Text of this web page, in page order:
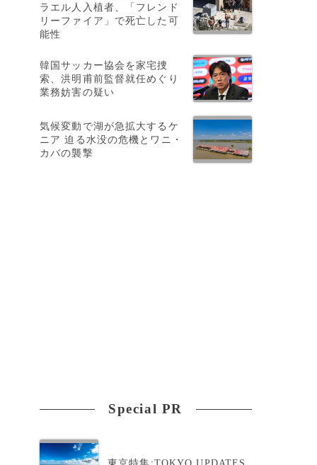
ラエル人入植者、「フレンド
リーファイア」で死亡した可
能性
韓国サッカー協会を家宅捜
索、洪明甫前監督就任めぐり
業務妨害の疑い
気候変動で湖が急拡大するケ
ニア 迫る水没の危機とワニ・
カバの襲撃
Special PR
東京特集:TOKYO UPDATES